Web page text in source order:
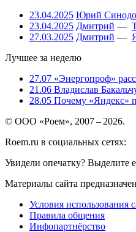
23.04.2025 Юрий
23.04.2025 Дмитрий —
27.03.2025 Дмитрий —
Лучшее за неделю
27.07 «Энергопроф»
21.06 Владислав
28.05 Почему «Яндекс»
© ООО «Роем», 2007 – 2026.
Roem.ru в социальных сетях:
Увидели опечатку? Выделите
Материалы сайта
Условия использования
Правила общения
Инфопартнёрство